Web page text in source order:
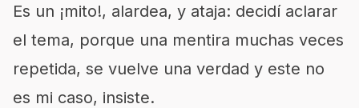
Es un ¡mito!, alardea, y ataja: decidí aclarar
el tema, porque una mentira muchas veces
repetida, se vuelve una verdad y este no
es mi caso, insiste.